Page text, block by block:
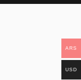
ARS
USD